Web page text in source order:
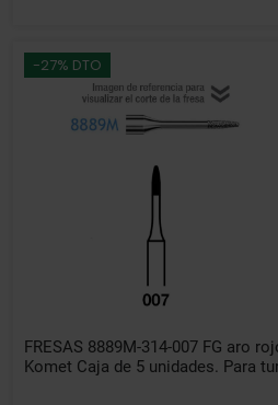
-27% DTO
FRESAS 8889M-314-007 FG aro
Komet Caja de 5 unidades. Para